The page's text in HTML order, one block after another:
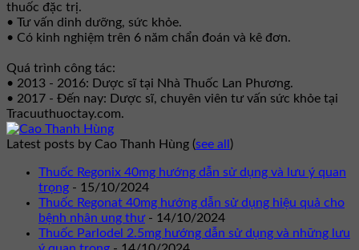
thuốc đặc trị.
• Tư vấn dinh dưỡng, sức khỏe.
• Có kinh nghiệm trên 6 năm chẩn đoán và kê đơn.
Quá trình công tác:
• 2013 - 2016: Dược sĩ tại Nhà Thuốc Lan Phương.
• 2017 - Đến nay: Dược sĩ, chuyên viên tư vấn sức khỏe tại
Tracuuthuoctay.com.
Latest posts by Cao Thanh Hùng (see all )
Thuốc Regonix 40mg hướng dẫn sử dụng và lưu ý quan
trọng - 15/10/2024
Thuốc Regonat 40mg hướng dẫn sử dụng hiệu quả cho
bệnh nhân ung thư- 14/10/2024
Thuốc Parlodel 2.5mg hướng dẫn sử dụng và những lưu